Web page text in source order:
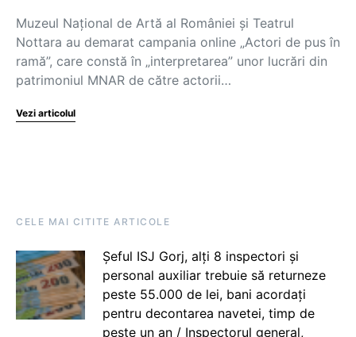
Muzeul Naţional de Artă al României şi Teatrul
Nottara au demarat campania online „Actori de pus în
ramă”, care constă în „interpretarea” unor lucrări din
patrimoniul MNAR de către actorii…
Vezi articolul
CELE MAI CITITE ARTICOLE
Șeful ISJ Gorj, alți 8 inspectori și
personal auxiliar trebuie să returneze
peste 55.000 de lei, bani acordați
pentru decontarea navetei, timp de
peste un an / Inspectorul general,